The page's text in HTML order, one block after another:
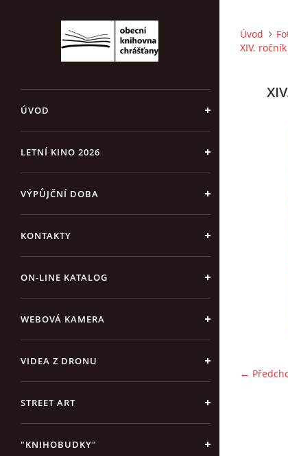
ÚVOD
LETNÍ KINO 2026
VÝPŮJČNÍ DOBA
KONTAKTY
ON-LINE KATALOG
WEBOVÁ KAMERA
VIDEA Z DRONU
STREET ART
"KNIHOBUDKY"
Úvod
XIV.
←